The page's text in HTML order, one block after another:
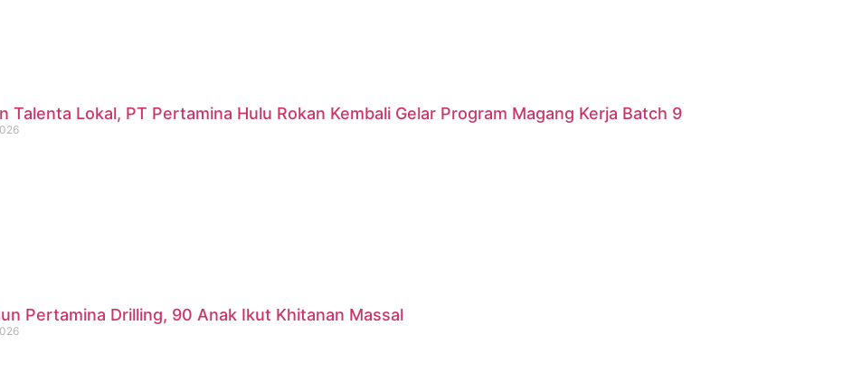
Talenta Lokal, PT Pertamina Hulu Rokan Kembali Gelar Program Magang Kerja Batch 9
Pertamina Drilling, 90 Anak Ikut Khitanan Massal